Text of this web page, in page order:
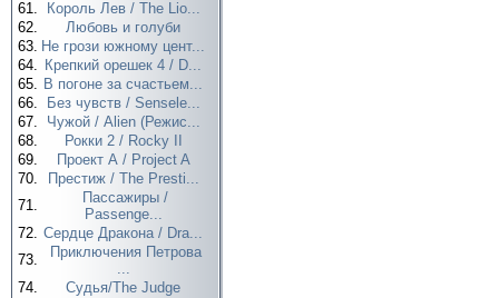
61.
Король Лев / The Lio...
62.
Любовь и голуби
63. Не грози южному цент...
64. Крепкий орешек 4 / D...
65. В погоне за счастьем...
66.
Без чувств / Sensele...
67.
Чужой / Alien (Режис...
68.
Рокки 2 / Rocky II
69.
Проект А / Project A
70.
Престиж / The Presti...
71.
Пассажиры /
Passenge...
72. Сердце Дракона / Dra...
73.
Приключения Петрова
...
74.
Судья/The Judge